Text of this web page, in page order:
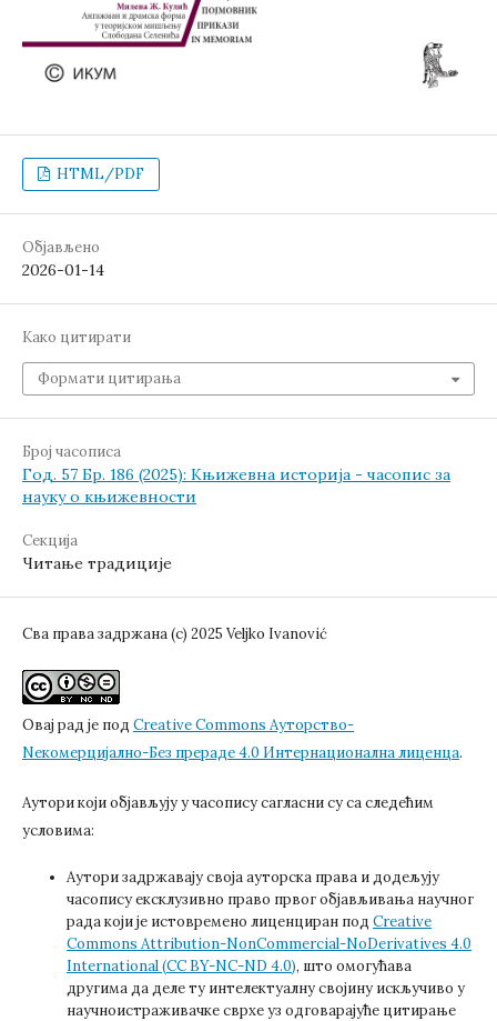
HTML/PDF
Објављено
2026-01-14
Како цитирати
Формати цитирања
Број часописа
Год. 57 Бр. 186 (2025): Књижевна историја - часопис за
науку о књижевности
Секција
Читање традиције
Сва права задржана (c) 2025 Veljko Ivanović
Овај рад је под Creative Commons Aуторство-
Nекомерцијално-Без прераде 4.0 Интернационална лиценца.
Аутори који објављују у часопису сагласни су са следећим
условима:
Аутори задржавају своја ауторска права и додељују
часопису ексклузивно право првог објављивања научног
рада који је истовремено лиценциран под Creative
Commons Attribution-NonCommercial-NoDerivatives 4.0
International (CC BY-NC-ND 4.0), што омогућава
другима да деле ту интелектуалну својину искључиво у
научноистраживачке сврхе уз одговарајуће цитирање